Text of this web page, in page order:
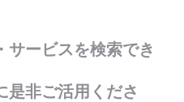
サービスを検索でき
是非ご活用くださ